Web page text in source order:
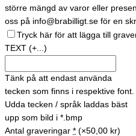
större mängd av varor eller
oss på info@brabilligt.se för en
Tryck här för att lägga till
TEXT (+...)
Tänk på att endast använda
tecken som finns i respektive font.
Udda tecken / språk laddas bäst
upp som bild i *.bmp
Antal graveringar * (×50,00 kr)